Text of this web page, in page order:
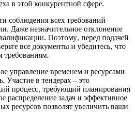
в этой конкурентной сфере.
соблюдения всех требований
Даже незначительное отклонение
Поэтому‚ перед подачей
все документы и убедитесь‚ что
требованиям.
управление временем и ресурсами
Участие в тендерах – это
процесс‚ требующий планирования
распределение задач и эффективное
ресурсов позволят увеличить ваши